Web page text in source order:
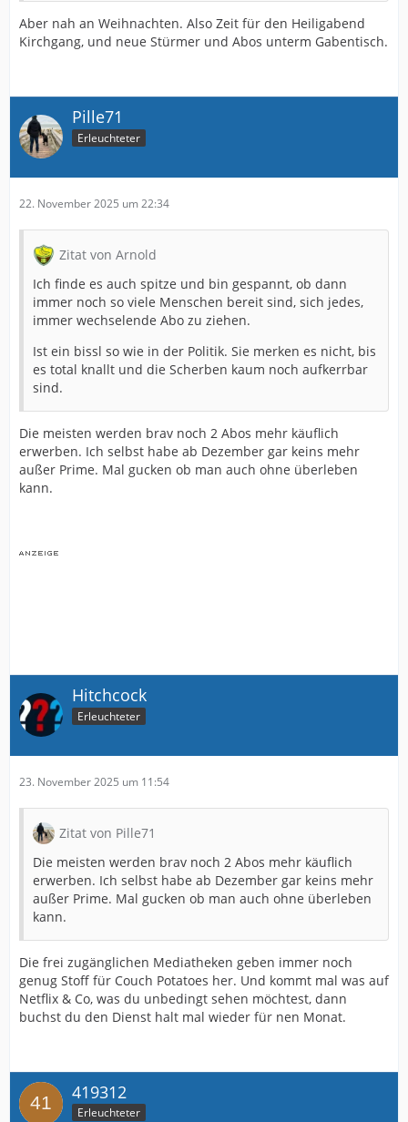
Aber nah an Weihnachten. Also Zeit für den Heiligabend
Kirchgang, und neue Stürmer und Abos unterm Gabentisch.
Pille71
Erleuchteter
22. November 2025 um 22:34
Zitat von Arnold
Ich finde es auch spitze und bin gespannt, ob dann
immer noch so viele Menschen bereit sind, sich jedes,
immer wechselende Abo zu ziehen.
Ist ein bissl so wie in der Politik. Sie merken es nicht, bis
es total knallt und die Scherben kaum noch aufkerrbar
sind.
Die meisten werden brav noch 2 Abos mehr käuflich
erwerben. Ich selbst habe ab Dezember gar keins mehr
außer Prime. Mal gucken ob man auch ohne überleben
kann.
Hitchcock
Erleuchteter
23. November 2025 um 11:54
Zitat von Pille71
Die meisten werden brav noch 2 Abos mehr käuflich
erwerben. Ich selbst habe ab Dezember gar keins mehr
außer Prime. Mal gucken ob man auch ohne überleben
kann.
Die frei zugänglichen Mediatheken geben immer noch
genug Stoff für Couch Potatoes her. Und kommt mal was auf
Netflix & Co, was du unbedingt sehen möchtest, dann
buchst du den Dienst halt mal wieder für nen Monat.
419312
Erleuchteter